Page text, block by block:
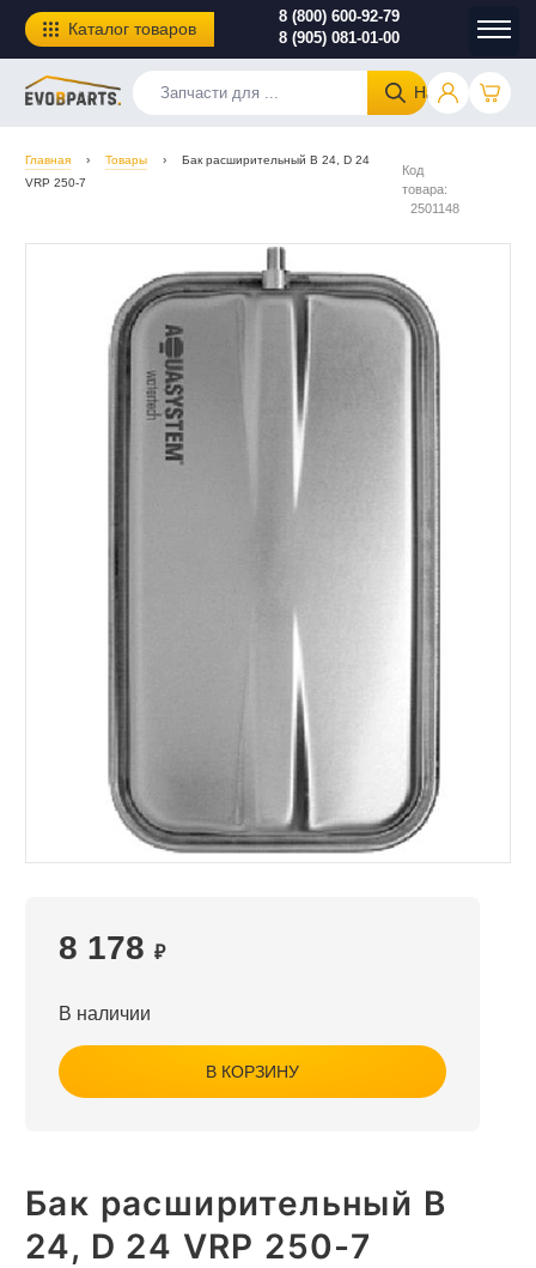
Найти
8 (800) 600-92-79
8 (905) 081-01-00
Каталог товаров
Главная › Товары ›
Бак расширительный B 24, D 24
VRP 250-7
Код
товара:
2501148
Бак расширительный B
24, D 24 VRP 250-7
8 178 ₽
В наличии
В КОРЗИНУ